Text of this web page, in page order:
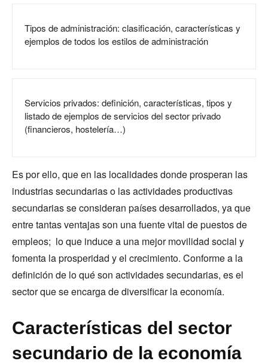
Tipos de administración: clasificación, características y
ejemplos de todos los estilos de administración
Servicios privados: definición, características, tipos y
listado de ejemplos de servicios del sector privado
(financieros, hostelería…)
Es por ello, que en las localidades donde prosperan las
industrias secundarias o las actividades productivas
secundarias se consideran países desarrollados, ya que
entre tantas ventajas son una fuente vital de puestos de
empleos; lo que induce a una mejor movilidad social y
fomenta la prosperidad y el crecimiento. Conforme a la
definición de lo qué son actividades secundarias, es el
sector que se encarga de diversificar la economía.
Características del sector
secundario de la economía